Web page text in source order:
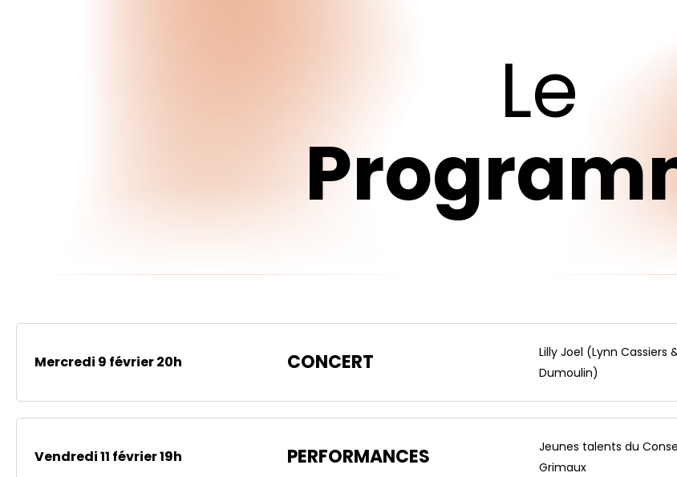
Le
Mercredi 9 février 20h CONCERT
Lilly Joel (Lynn Cassiers
Dumoulin)
Vendredi 11 février 19h PERFORMANCES
Jeunes talents du
Grimaux